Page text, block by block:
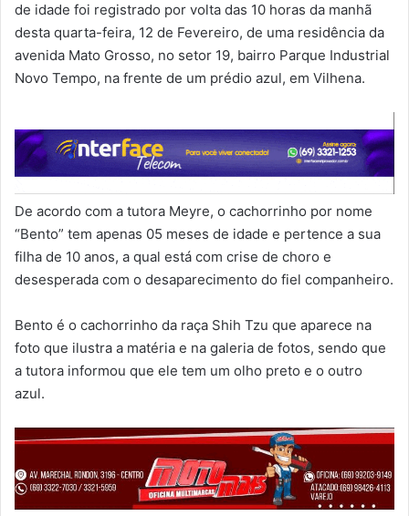
de idade foi registrado por volta das 10 horas da manhã
desta quarta-feira, 12 de Fevereiro, de uma residência da
avenida Mato Grosso, no setor 19, bairro Parque Industrial
Novo Tempo, na frente de um prédio azul, em Vilhena.
De acordo com a tutora Meyre, o cachorrinho por nome
“Bento” tem apenas 05 meses de idade e pertence a sua
filha de 10 anos, a qual está com crise de choro e
desesperada com o desaparecimento do fiel companheiro.
Bento é o cachorrinho da raça Shih Tzu que aparece na
foto que ilustra a matéria e na galeria de fotos, sendo que
a tutora informou que ele tem um olho preto e o outro
azul.